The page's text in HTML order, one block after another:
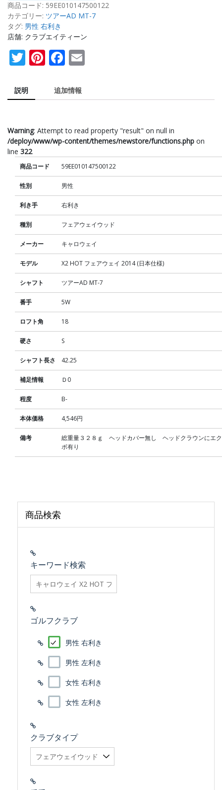
商品コード: 59EE010147500122
カテゴリー: ツアーAD MT-7
タグ: 男性 右利き
店舗: クラブエイティーン
Twitter
Pinterest
Facebook
説明 追加情報
Warning: Attempt to read property "result" on null in
/deploy/www/wp-content/themes/newstore/functions.php on
line 322
商品コード 59EE010147500122
性別 男性
利き手 右利き
種別 フェアウェイウッド
メーカー キャロウェイ
モデル X2 HOT フェアウェイ 2014 (日本仕様)
シャフト ツアーAD MT-7
番手 5W
ロフト角 18
硬さ S
シャフト長さ 42.25
補足情報 Ｄ0
程度 B-
本体価格 4,546円
備考
総重量３２８ｇ ヘッドカバー無し ヘッドクラウンにエク
ボ有り
商品検索
キーワード検索
searchfilter_pro
ゴルフクラブ
男性 右利き
男性 左利き
女性 右利き
女性 左利き
クラブタイプ